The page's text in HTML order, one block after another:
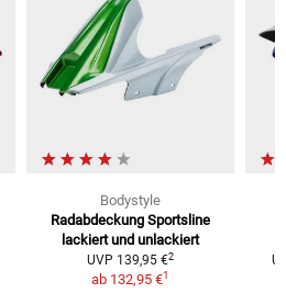
Bodystyle
Radabdeckung Sportsline
lackiert und unlackiert
UVP 139,95 €2
ab 132,95 €1